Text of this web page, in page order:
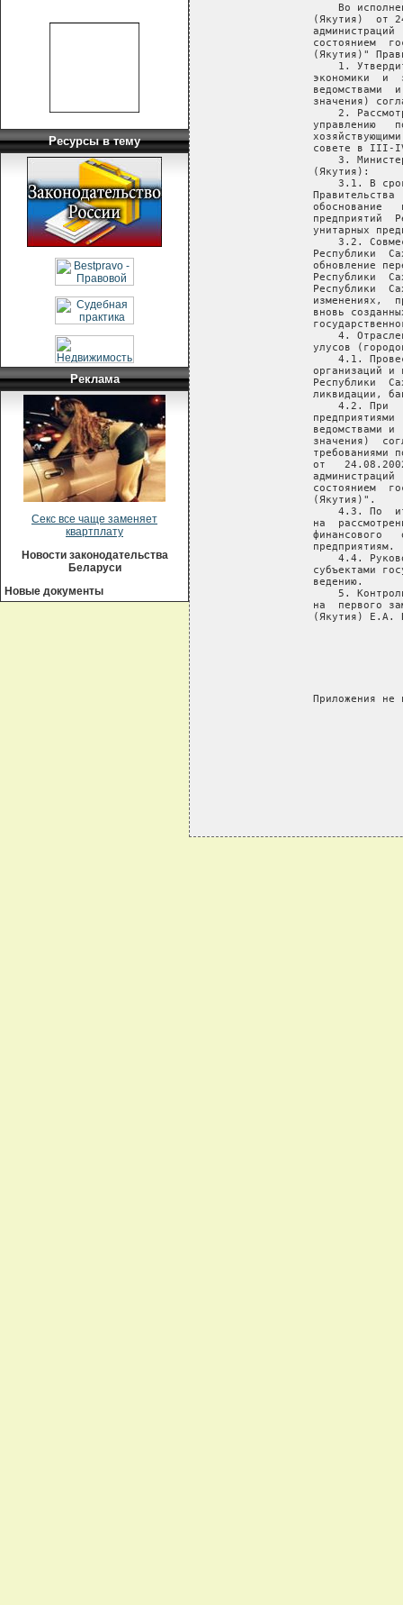
Ресурсы в тему
Реклама
Секс все чаще заменяет
квартплату
Новости законодательства
Беларуси
Новые документы
Во
(Якутия)  от
администраций
состоянием
(Якутия)"
1.
экономики  и
ведомствами
значения)
2.
управлению
совете в III-
3.
   (Якутия):
3.1. В
Правительства
обоснование
предприятий
унитарных
3.2.
Республики
обновление
Республики
Республики
изменениях,
вновь
4.
улусов
4.1.
организаций и
Республики
ликвидации,
4.2. При
предприятиями
ведомствами и
значения)
требованиями
от
администраций
состоянием
   (Якутия)".
4.3. По
на
финансового
   предприятиям.
4.4.
субъектами
   ведению.
5.
на  первого
(Якутия) Е.А.
Приложения не